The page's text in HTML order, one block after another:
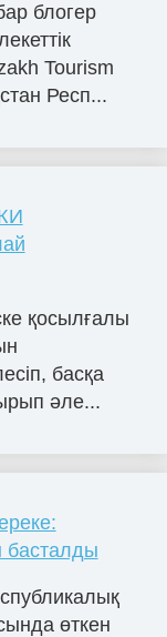
блогер
Tourism
Респ...
қосылғалы
басқа
әле...
өткен